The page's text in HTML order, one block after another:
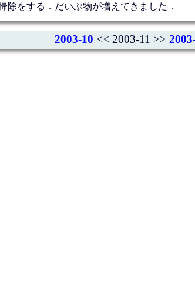
除をする．だいぶ物が増えてきました．
2003-10 << 2003-11 >>